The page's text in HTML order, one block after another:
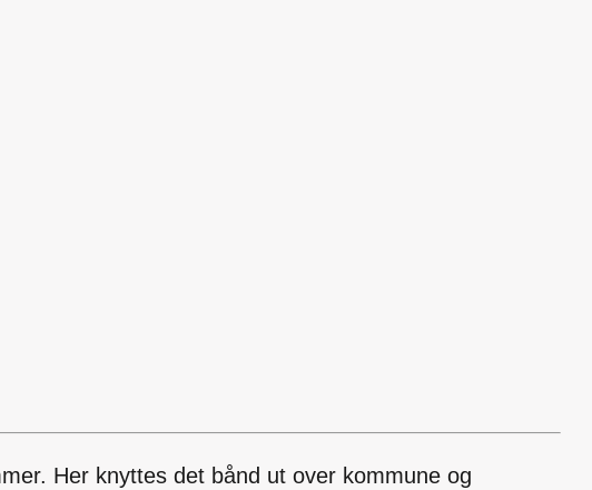
Her knyttes det bånd ut over kommune og